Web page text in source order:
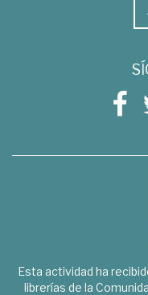
Esta actividad ha
librerías de la